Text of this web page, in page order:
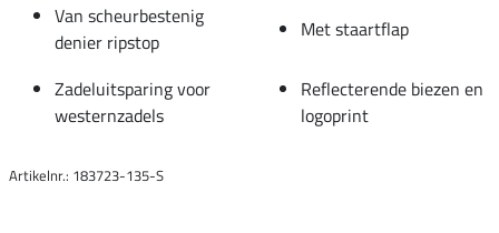
Van scheurbestenig
denier ripstop
Met staartflap
Zadeluitsparing voor
westernzadels
Reflecterende biezen en
logoprint
Artikelnr.: 183723-135-S